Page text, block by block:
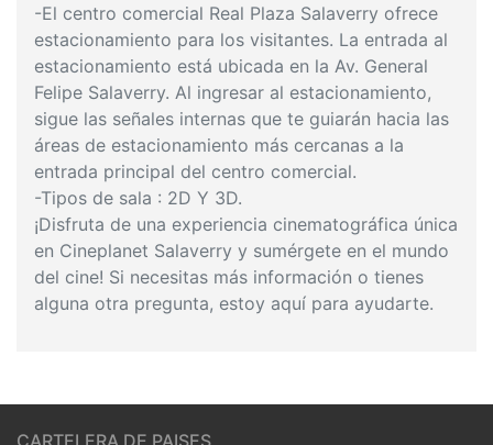
-El centro comercial Real Plaza Salaverry ofrece
estacionamiento para los visitantes. La entrada al
estacionamiento está ubicada en la Av. General
Felipe Salaverry. Al ingresar al estacionamiento,
sigue las señales internas que te guiarán hacia las
áreas de estacionamiento más cercanas a la
entrada principal del centro comercial.
-Tipos de sala : 2D Y 3D.
¡Disfruta de una experiencia cinematográfica única
en Cineplanet Salaverry y sumérgete en el mundo
del cine! Si necesitas más información o tienes
alguna otra pregunta, estoy aquí para ayudarte.
CARTELERA DE PAISES